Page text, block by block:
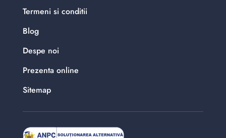
Termeni si conditii
Blog
Despe noi
Prezenta online
Sitemap